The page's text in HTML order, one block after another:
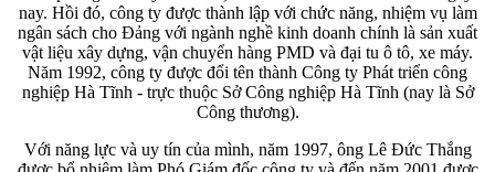
nay. Hồi đó, công ty được thành lập với chức năng, nhiệm vụ làm
ngân sách cho Đảng với ngành nghề kinh doanh chính là sản xuất
vật liệu xây dựng, vận chuyển hàng PMD và đại tu ô tô, xe máy.
Năm 1992, công ty được đổi tên thành Công ty Phát triển công
nghiệp Hà Tĩnh - trực thuộc Sở Công nghiệp Hà Tĩnh (nay là Sở
Công thương).
Với năng lực và uy tín của mình, năm 1997, ông Lê Đức Thắng